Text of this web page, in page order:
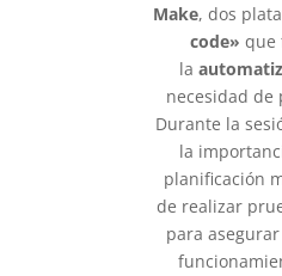
Make, dos
code» que
la
necesidad de
Durante la
la
planificación
de realizar
para